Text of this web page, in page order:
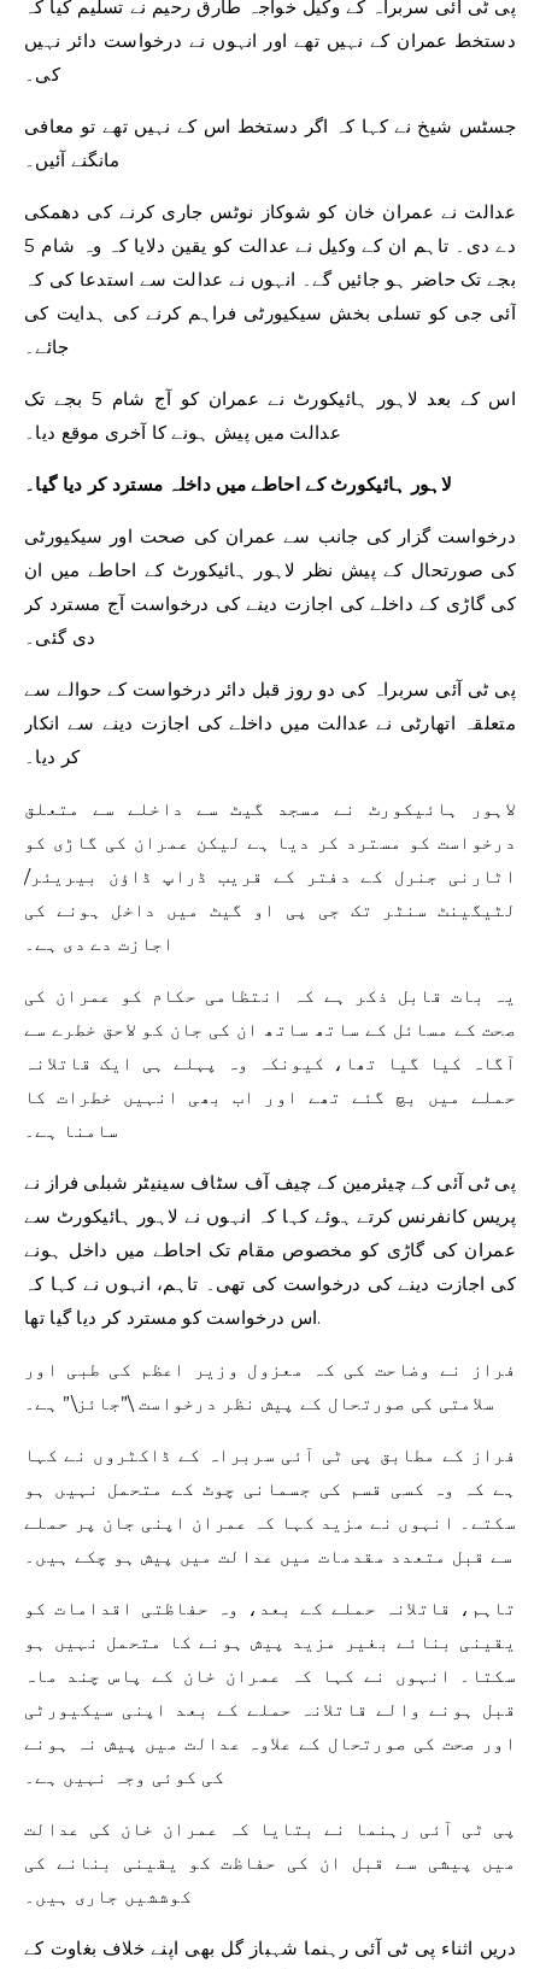
پی ٹی آئی سربراہ کے وکیل خواجہ طارق رحیم نے تسلیم کیا کہ
دستخط عمران کے نہیں تھے اور انہوں نے درخواست دائر نہیں
کی۔
جسٹس شیخ نے کہا کہ اگر دستخط اس کے نہیں تھے تو معافی
مانگنے آئیں۔
عدالت نے عمران خان کو شوکاز نوٹس جاری کرنے کی دھمکی
دے دی۔ تاہم ان کے وکیل نے عدالت کو یقین دلایا کہ وہ شام 5
بجے تک حاضر ہو جائیں گے۔ انہوں نے عدالت سے استدعا کی کہ
آئی جی کو تسلی بخش سیکیورٹی فراہم کرنے کی ہدایت کی
جائے۔
اس کے بعد لاہور ہائیکورٹ نے عمران کو آج شام 5 بجے تک
عدالت میں پیش ہونے کا آخری موقع دیا۔
لاہور ہائیکورٹ کے احاطے میں داخلہ مسترد کر دیا گیا۔
درخواست گزار کی جانب سے عمران کی صحت اور سیکیورٹی
کی صورتحال کے پیش نظر لاہور ہائیکورٹ کے احاطے میں ان
کی گاڑی کے داخلے کی اجازت دینے کی درخواست آج مسترد کر
دی گئی۔
پی ٹی آئی سربراہ کی دو روز قبل دائر درخواست کے حوالے سے
متعلقہ اتھارٹی نے عدالت میں داخلے کی اجازت دینے سے انکار
کر دیا۔
لاہور ہائیکورٹ نے مسجد گیٹ سے داخلے سے متعلق
درخواست کو مسترد کر دیا ہے لیکن عمران کی گاڑی کو
اٹارنی جنرل کے دفتر کے قریب ڈراپ ڈاؤن بیریئر/
لٹیگینٹ سنٹر تک جی پی او گیٹ میں داخل ہونے کی
اجازت دے دی ہے۔
یہ بات قابل ذکر ہے کہ انتظامی حکام کو عمران کی
صحت کے مسائل کے ساتھ ساتھ ان کی جان کو لاحق خطرے سے
آگاہ کیا گیا تھا، کیونکہ وہ پہلے ہی ایک قاتلانہ
حملے میں بچ گئے تھے اور اب بھی انہیں خطرات کا
سامنا ہے۔
پی ٹی آئی کے چیئرمین کے چیف آف سٹاف سینیٹر شبلی فراز نے
پریس کانفرنس کرتے ہوئے کہا کہ انہوں نے لاہور ہائیکورٹ سے
عمران کی گاڑی کو مخصوص مقام تک احاطے میں داخل ہونے
کی اجازت دینے کی درخواست کی تھی۔ تاہم، انہوں نے کہا کہ
اس درخواست کو مسترد کر دیا گیا تھا.
فراز نے وضاحت کی کہ معزول وزیر اعظم کی طبی اور
سلامتی کی صورتحال کے پیش نظر درخواست \”جائز\” ہے۔
فراز کے مطابق پی ٹی آئی سربراہ کے ڈاکٹروں نے کہا
ہے کہ وہ کسی قسم کی جسمانی چوٹ کے متحمل نہیں ہو
سکتے۔ انہوں نے مزید کہا کہ عمران اپنی جان پر حملے
سے قبل متعدد مقدمات میں عدالت میں پیش ہو چکے ہیں۔
تاہم، قاتلانہ حملے کے بعد، وہ حفاظتی اقدامات کو
یقینی بنائے بغیر مزید پیش ہونے کا متحمل نہیں ہو
سکتا۔ انہوں نے کہا کہ عمران خان کے پاس چند ماہ
قبل ہونے والے قاتلانہ حملے کے بعد اپنی سیکیورٹی
اور صحت کی صورتحال کے علاوہ عدالت میں پیش نہ ہونے
کی کوئی وجہ نہیں ہے۔
پی ٹی آئی رہنما نے بتایا کہ عمران خان کی عدالت
میں پیشی سے قبل ان کی حفاظت کو یقینی بنانے کی
کوششیں جاری ہیں۔
دریں اثناء پی ٹی آئی رہنما شہباز گل بھی اپنے خلاف بغاوت کے